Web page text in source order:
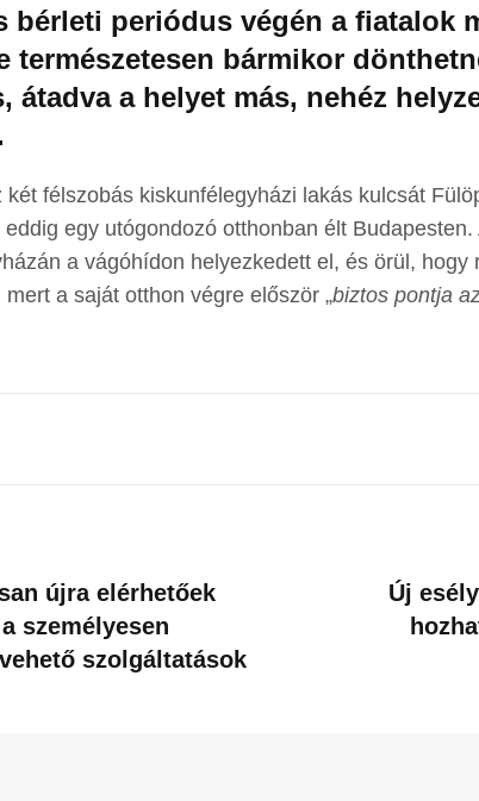
bérleti periódus végén a fiatalok
természetesen bármikor
átadva a helyet más, nehéz
két félszobás kiskunfélegyházi lakás kulcsát
eddig egy utógondozó otthonban élt Budapesten.
a vágóhídon helyezkedett el, és örül, hogy
a saját otthon végre először „biztos pontja
újra elérhetőek
személyesen
szolgáltatások
Új